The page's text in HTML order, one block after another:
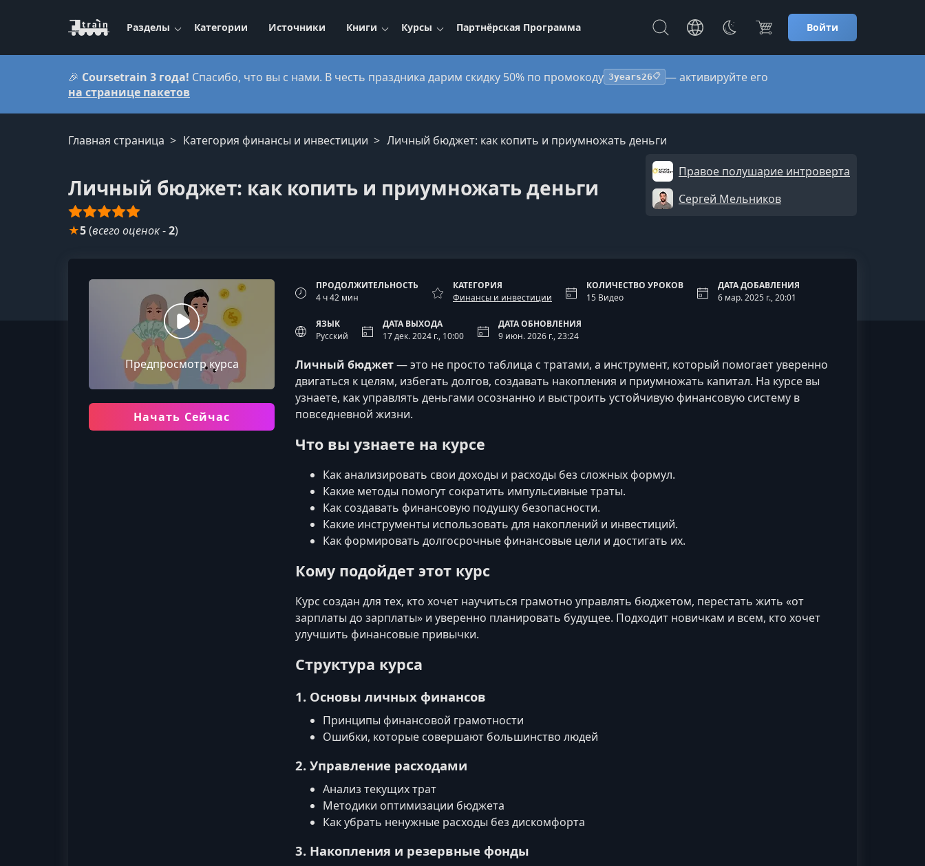
Разделы Категории Источники Книги Курсы Партнёрская Программа Войти
🎉 Coursetrain 3 года! Спасибо, что вы с нами. В честь праздника дарим скидку 50% по промокоду 3years26📋 — активируйте его
на странице пакетов
Главная страница Категория финансы и инвестиции Личный бюджет: как копить и приумножать деньги
Личный бюджет: как копить и приумножать деньги
Правое полушарие интроверта
Сергей Мельников
★5(всего оценок-2)
Предпросмотр курса
Начать Сейчас
ПРОДОЛЖИТЕЛЬНОСТЬ
4 ч 42 мин
КАТЕГОРИЯ
Финансы и инвестиции
КОЛИЧЕСТВО УРОКОВ
15 Видео
ДАТА ДОБАВЛЕНИЯ
6 мар. 2025 г., 20:01
ЯЗЫК
Русский
ДАТА ВЫХОДА
17 дек. 2024 г., 10:00
ДАТА ОБНОВЛЕНИЯ
9 июн. 2026 г., 23:24
Личный бюджет— это не просто таблица с тратами, а инструмент, который помогает уверенно
двигаться к целям, избегать долгов, создавать накопления и приумножать капитал. На курсе вы
узнаете, как управлять деньгами осознанно и выстроить устойчивую финансовую систему в
повседневной жизни.
Что вы узнаете на курсе
Как анализировать свои доходы и расходы без сложных формул.
Какие методы помогут сократить импульсивные траты.
Как создавать финансовую подушку безопасности.
Какие инструменты использовать для накоплений и инвестиций.
Как формировать долгосрочные финансовые цели и достигать их.
Кому подойдет этот курс
Курс создан для тех, кто хочет научиться грамотно управлять бюджетом, перестать жить «от
зарплаты до зарплаты» и уверенно планировать будущее. Подходит новичкам и всем, кто хочет
улучшить финансовые привычки.
Структура курса
1. Основы личных финансов
Принципы финансовой грамотности
Ошибки, которые совершают большинство людей
2. Управление расходами
Анализ текущих трат
Методики оптимизации бюджета
Как убрать ненужные расходы без дискомфорта
3. Накопления и резервные фонды